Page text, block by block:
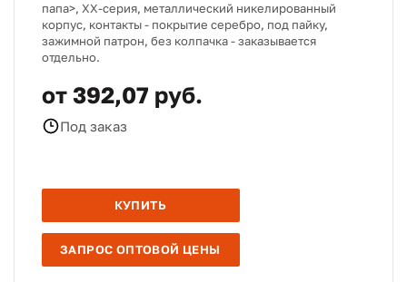
папа>, XX-серия, металлический никелированный
корпус, контакты - покрытие серебро, под пайку,
зажимной патрон, без колпачка - заказывается
отдельно.
от 392,07 руб.
Под заказ
КУПИТЬ
ЗАПРОС ОПТОВОЙ ЦЕНЫ